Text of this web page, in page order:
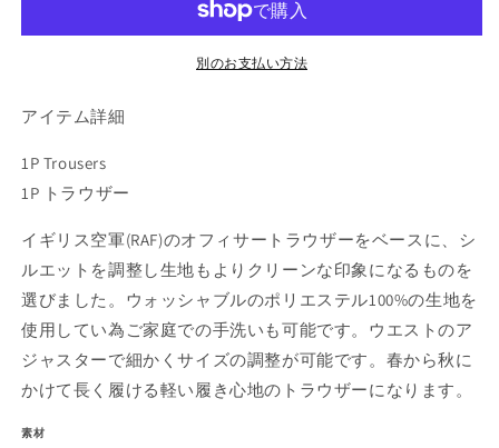
ら
す
別のお支払い方法
アイテム詳細
1P Trousers
1P トラウザー
イギリス空軍(RAF)のオフィサートラウザーをベースに、シ
ルエットを調整し生地もよりクリーンな印象になるものを
選びました。ウォッシャブルのポリエステル100%の生地を
使用してい為ご家庭での手洗いも可能です。ウエストのア
ジャスターで細かくサイズの調整が可能です。春から秋に
かけて長く履ける軽い履き心地のトラウザーになります。
素材